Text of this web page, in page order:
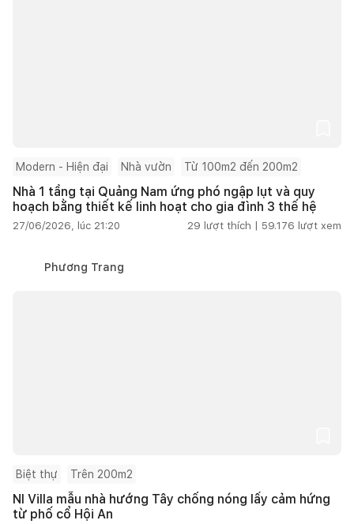
Modern - Hiện đại Nhà vườn Từ 100m2 đến 200m2
Nhà 1 tầng tại Quảng Nam ứng phó ngập lụt và quy
hoạch bằng thiết kế linh hoạt cho gia đình 3 thế hệ
27/06/2026, lúc 21:20 29 lượt thích | 59.176 lượt xem
Phương Trang
Biệt thự Trên 200m2
NI Villa mẫu nhà hướng Tây chống nóng lấy cảm hứng
từ phố cổ Hội An